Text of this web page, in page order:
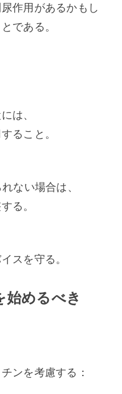
作用があるかもし
である。
は、
ること。
ない場合は、
る。
スを守る。
始めるべき
ンを考慮する：